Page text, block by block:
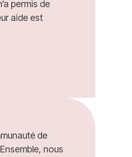
permis de
aide est
de
nous